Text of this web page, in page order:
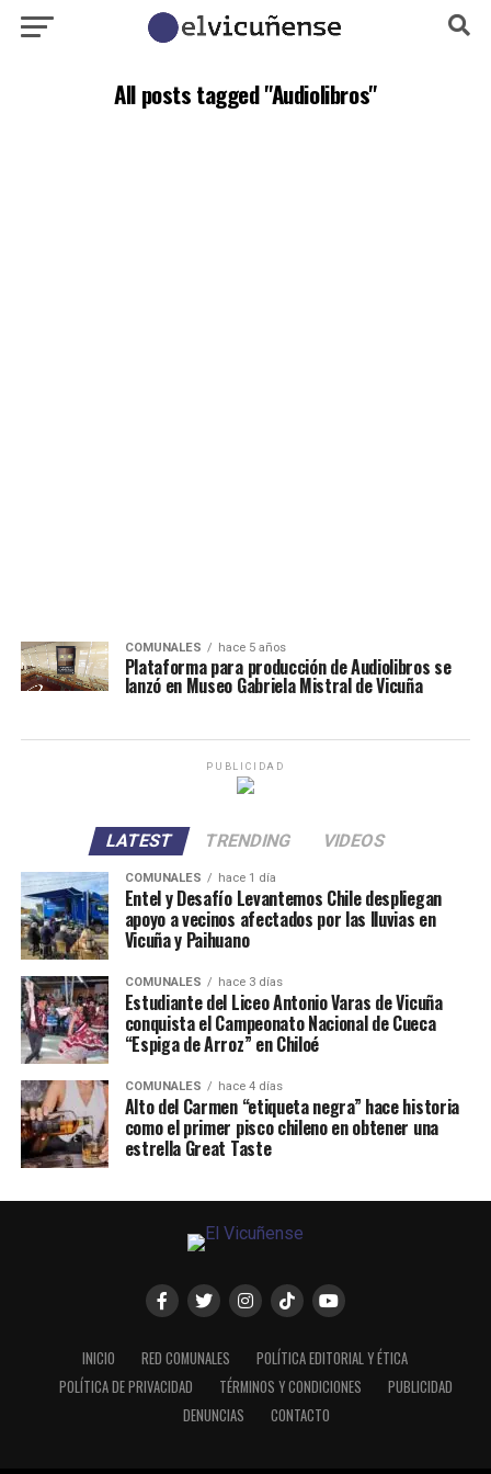
All posts tagged "Audiolibros"
COMUNALES hace 5 años
Plataforma para producción de Audiolibros se
lanzó en Museo Gabriela Mistral de Vicuña
PUBLICIDAD
LATEST TRENDING VIDEOS
COMUNALES hace 1 día
Entel y Desafío Levantemos Chile despliegan
apoyo a vecinos afectados por las lluvias en
Vicuña y Paihuano
COMUNALES hace 3 días
Estudiante del Liceo Antonio Varas de Vicuña
conquista el Campeonato Nacional de Cueca
“Espiga de Arroz” en Chiloé
COMUNALES hace 4 días
Alto del Carmen “etiqueta negra” hace historia
como el primer pisco chileno en obtener una
estrella Great Taste
INICIO RED COMUNALES
POLÍTICA EDITORIAL Y ÉTICA
POLÍTICA DE PRIVACIDAD
TÉRMINOS Y CONDICIONES
PUBLICIDAD
DENUNCIAS
CONTACTO